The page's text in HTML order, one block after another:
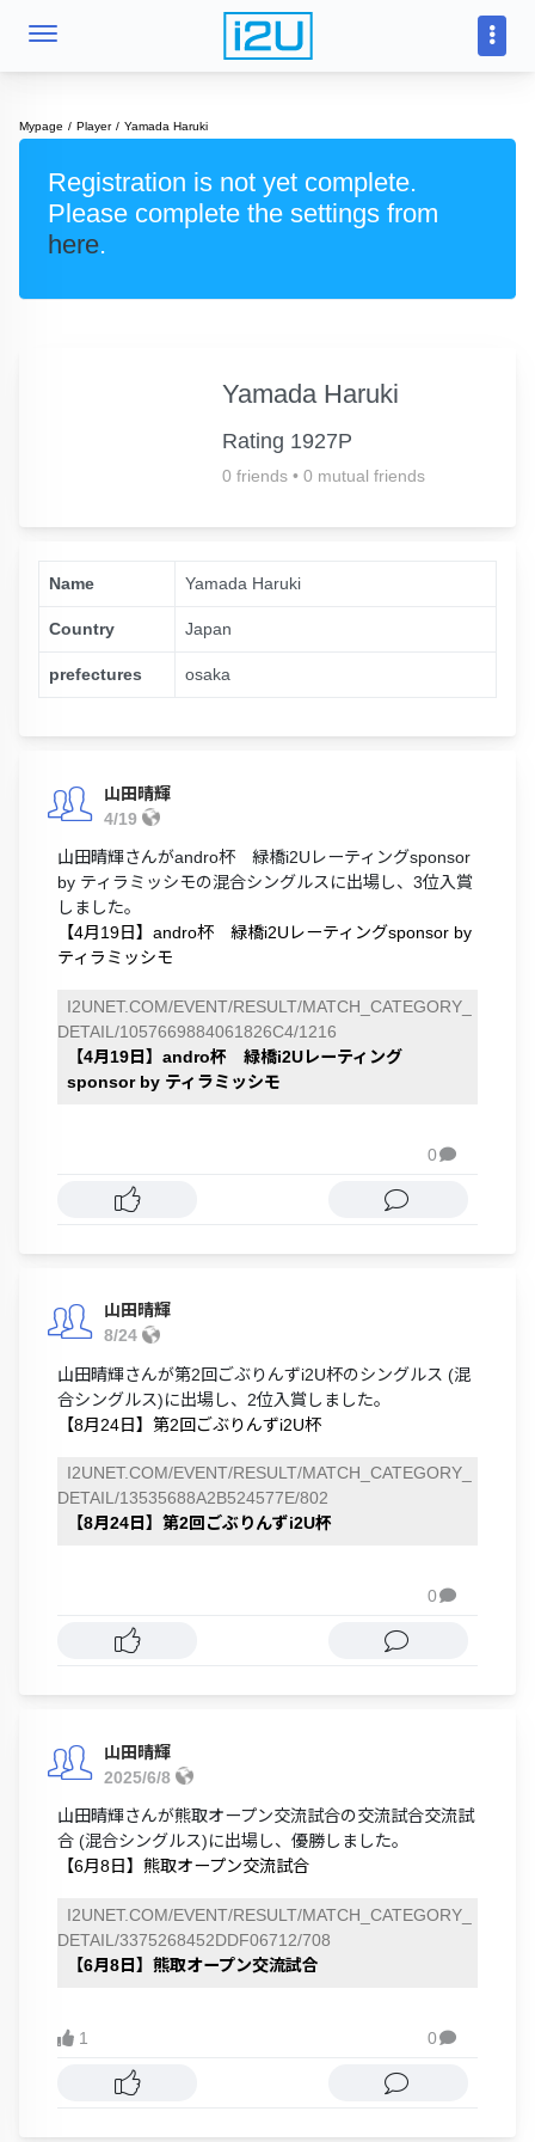
Mypage Player Yamada Haruki
Registration is not yet complete.
Please complete the settings from
here.
Yamada Haruki
Rating 1927P
0 friends • 0 mutual friends
Name Yamada Haruki
Country Japan
prefectures osaka
山田晴輝
4/19
山田晴輝さんがandro杯 緑橋i2Uレーティングsponsor
by ティラミッシモの混合シングルスに出場し、3位入賞
しました。
【4月19日】andro杯 緑橋i2Uレーティングsponsor by
ティラミッシモ
I2UNET.COM/EVENT/RESULT/MATCH_CATEGORY_
DETAIL/1057669884061826C4/1216
【4月19日】andro杯 緑橋i2Uレーティング
sponsor by ティラミッシモ
0
山田晴輝
8/24
山田晴輝さんが第2回ごぶりんずi2U杯のシングルス (混
合シングルス)に出場し、2位入賞しました。
【8月24日】第2回ごぶりんずi2U杯
I2UNET.COM/EVENT/RESULT/MATCH_CATEGORY_
DETAIL/13535688A2B524577E/802
【8月24日】第2回ごぶりんずi2U杯
0
山田晴輝
2025/6/8
山田晴輝さんが熊取オープン交流試合の交流試合交流試
合 (混合シングルス)に出場し、優勝しました。
【6月8日】熊取オープン交流試合
I2UNET.COM/EVENT/RESULT/MATCH_CATEGORY_
DETAIL/3375268452DDF06712/708
【6月8日】熊取オープン交流試合
1 0